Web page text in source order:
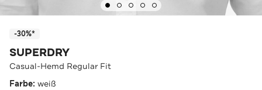
-30%*
SUPERDRY
Casual-Hemd Regular Fit
Farbe: weiß